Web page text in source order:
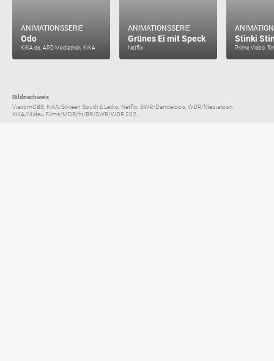
ANIMATIONSSERIE
Odo
KiKA.de, ARD Mediathek, KiKA
ANIMATIONSSERIE
Grünes Ei mit Speck
Netflix
Stinki
Prime Video,
Bildnachweis
ViacomCBS, KiKA/Sixteen South & Letko, Netflix, SWR/Dandelooo, WDR/Mediatoon,
KiKA/Mideu Films/MDR/hr/BR/SWR/WDR 202...